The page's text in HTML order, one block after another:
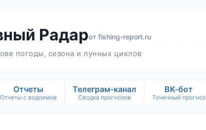
Радарот fishing-report.ru
погоды, сезона и лунных циклов
Отчеты
Отчеты с водоемов
Телеграм-канал
Сводка прогнозов
ВК-бот
Точечный прогноз